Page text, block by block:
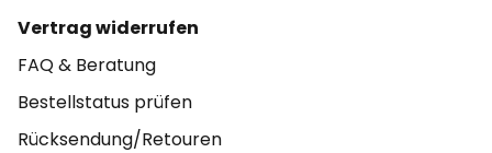
Vertrag widerrufen
FAQ & Beratung
Bestellstatus prüfen
Rücksendung/Retouren